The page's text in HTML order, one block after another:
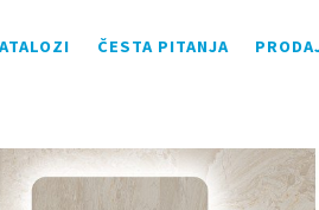
ČESTA PITANJA